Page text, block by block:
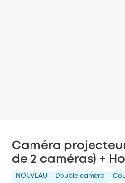
Caméra projecteur
de 2 caméras) +
NOUVEAU Double caméra